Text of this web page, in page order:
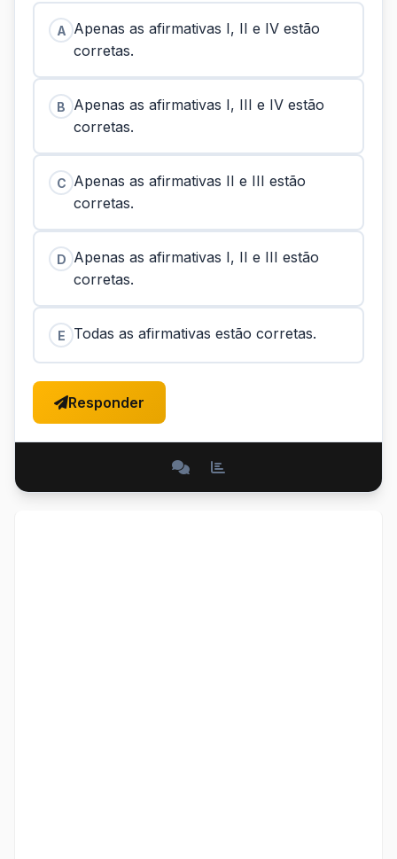
A Apenas as afirmativas I, II e IV estão
corretas.
B
Apenas as afirmativas I, III e IV estão
corretas.
C Apenas as afirmativas II e III estão
corretas.
D Apenas as afirmativas I, II e III estão
corretas.
E Todas as afirmativas estão corretas.
Responder